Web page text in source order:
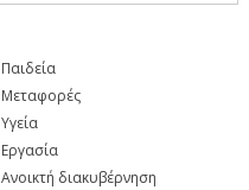
Παιδεία
Μεταφορές
Υγεία
Εργασία
Ανοικτή διακυβέρνηση